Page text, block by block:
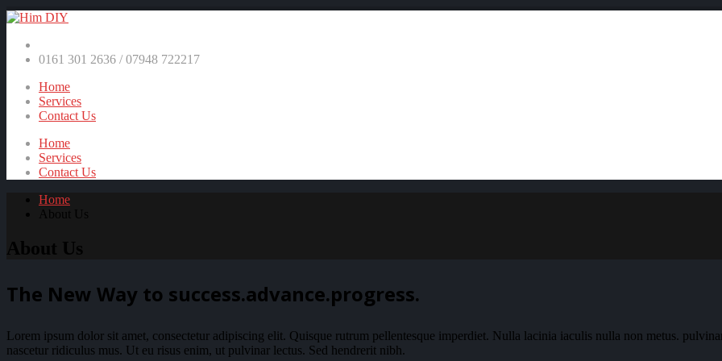
0161 301 2636 / 07948 722217
Home
Services
Contact Us
Home
Services
Contact Us
Home
The New Way to success.advance.progress.
Lorem ipsum dolor sit amet, consectetur adipiscing elit. Quisque rutrum pellentesque imperdiet. Nulla lacinia iaculis nulla non metus.
nascetur ridiculus mus. Ut eu risus enim, ut pulvinar lectus. Sed hendrerit nibh.